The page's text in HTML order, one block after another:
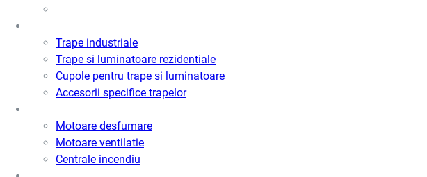
Trape industriale
Trape si luminatoare rezidentiale
Cupole pentru trape si luminatoare
Accesorii specifice trapelor
Motoare desfumare
Motoare ventilatie
Centrale incendiu